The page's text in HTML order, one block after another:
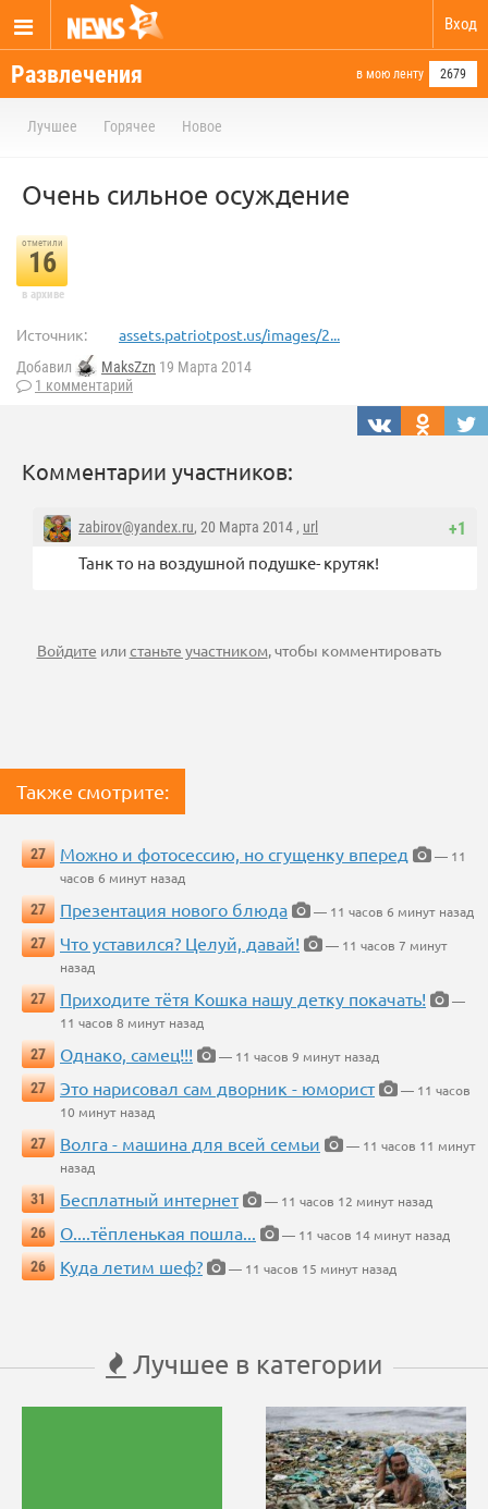
Вход
Развлечения в мою ленту 2679
Лучшее Горячее Новое
Очень сильное осуждение
отметили
16
в архиве
Источник: assets.patriotpost.us/images/2...
Добавил MaksZzn 19 Марта 2014
1 комментарий
Комментарии участников:
+1
zabirov@yandex.ru, 20 Марта 2014 , url
Танк то на воздушной подушке- крутяк!
Войдите илистаньте участником, чтобы комментировать
Также смотрите:
27 Можно и фотосессию, но сгущенку вперед
— 11
часов 6 минут назад
27
Презентация нового блюда
— 11 часов 6 минут назад
27
Что уставился? Целуй, давай!
— 11 часов 7 минут
назад
27
Приходите тётя Кошка нашу детку покачать!
—
11 часов 8 минут назад
27
Однако, самец!!!
— 11 часов 9 минут назад
27
Это нарисовал сам дворник - юморист
— 11 часов
10 минут назад
27
Волга - машина для всей семьи
— 11 часов 11 минут
назад
31
Бесплатный интернет
— 11 часов 12 минут назад
26
О....тёпленькая пошла...
— 11 часов 14 минут назад
26
Куда летим шеф? — 11 часов 15 минут назад
Лучшее в категории